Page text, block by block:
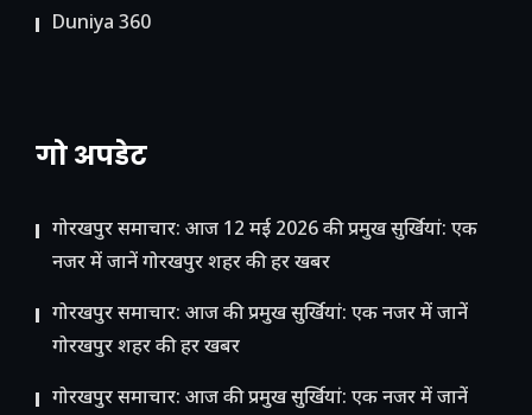
Duniya 360
गो अपडेट
गोरखपुर समाचार: आज 12 मई 2026 की प्रमुख सुर्खियां: एक
नजर में जानें गोरखपुर शहर की हर खबर
गोरखपुर समाचार: आज की प्रमुख सुर्खियां: एक नजर में जानें
गोरखपुर शहर की हर खबर
गोरखपुर समाचार: आज की प्रमुख सुर्खियां: एक नजर में जानें